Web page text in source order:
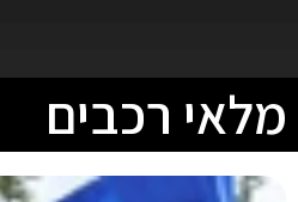
מלאי רכבים